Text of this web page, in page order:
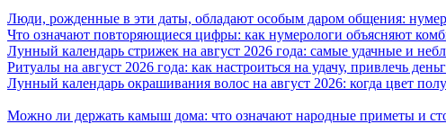
Люди, рожденные в эти даты, обладают особым даром общения:
Что означают повторяющиеся цифры: как нумерологи объясняют
Лунный календарь стрижек на август 2026 года: самые удачные и
Ритуалы на август 2026 года: как настроиться на удачу, привлечь
Лунный календарь окрашивания волос на август 2026: когда цвет
Можно ли держать камыш дома: что означают народные приметы и